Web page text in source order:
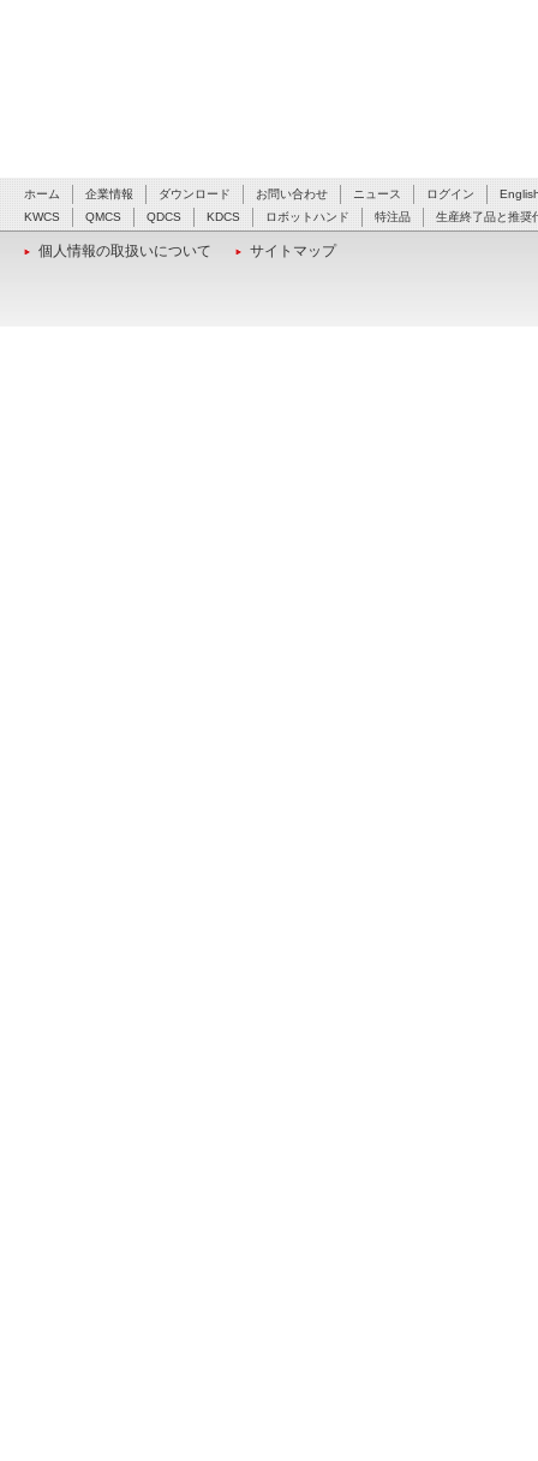
ホーム 企業情報 ダウンロード お問い合わせ ニュース ログイン
KWCS
QMCS QDCS KDCS ロボットハンド 特注品 生産終了品と推奨
個人情報の取扱いについて サイトマップ